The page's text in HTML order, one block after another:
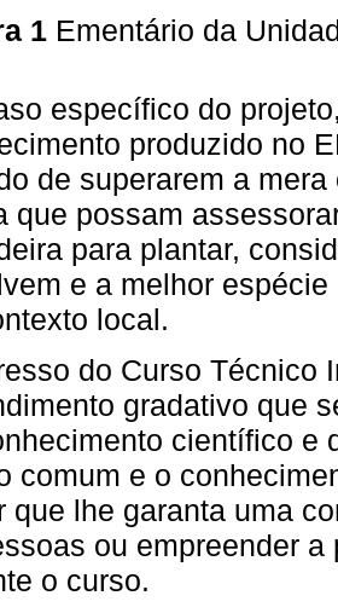
1 Ementário da
específico do
produzido no
de superarem a
que possam
para plantar,
e a melhor
local.
do Curso Técnico
gradativo que
científico e
comum e o
que lhe garanta uma
ou empreender
o curso.